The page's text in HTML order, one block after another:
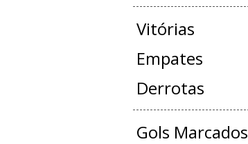
Vitórias
Empates
Derrotas
Gols Marcados